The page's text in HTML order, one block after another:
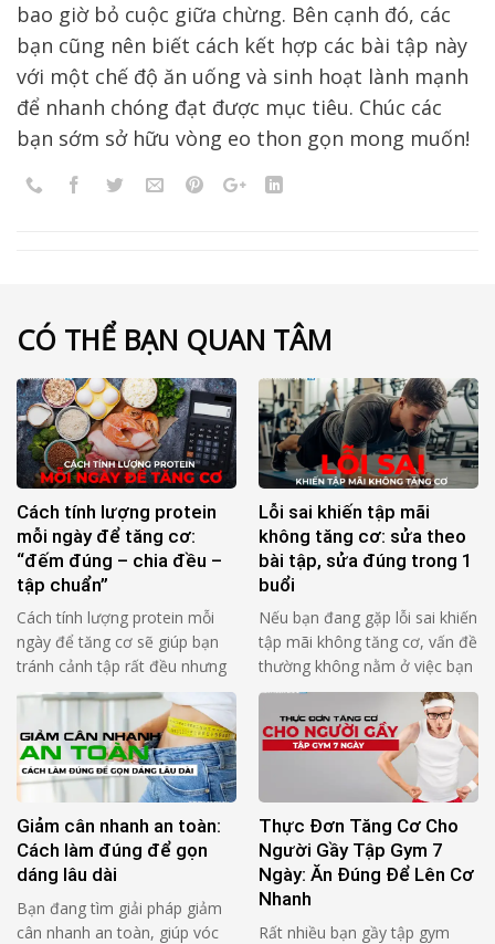
bao giờ bỏ cuộc giữa chừng. Bên cạnh đó, các
bạn cũng nên biết cách kết hợp các bài tập này
với một chế độ ăn uống và sinh hoạt lành mạnh
để nhanh chóng đạt được mục tiêu. Chúc các
bạn sớm sở hữu vòng eo thon gọn mong muốn!
CÓ THỂ BẠN QUAN TÂM
Cách tính lượng protein
mỗi ngày để tăng cơ:
“đếm đúng – chia đều –
tập chuẩn”
Cách tính lượng protein mỗi
ngày để tăng cơ sẽ giúp bạn
tránh cảnh tập rất đều nhưng
cơ lên chậm. Lý do thường
không nằm ở “thiếu bài lạ”, mà
nằm ở 3 thứ rất cơ bản: Bạn
ăn thiếu protein so với cơ thể
của bạn Bạn dồn protein vào
1–2 bữa nên …
Lỗi sai khiến tập mãi
không tăng cơ: sửa theo
bài tập, sửa đúng trong 1
buổi
Nếu bạn đang gặp lỗi sai khiến
tập mãi không tăng cơ, vấn đề
thường không nằm ở việc bạn
“thiếu chăm”, mà nằm ở rep
không tạo đủ lực lên cơ mục
tiêu trong đủ thời gian. Bạn
thấy mệt, thấy nặng, nhưng cơ
không “nhận bài”. 4 câu hỏi tự
Giảm cân nhanh an toàn:
Cách làm đúng để gọn
dáng lâu dài
Bạn đang tìm giải pháp giảm
cân nhanh an toàn, giúp vóc
Thực Đơn Tăng Cơ Cho
Người Gầy Tập Gym 7
Ngày: Ăn Đúng Để Lên Cơ
Nhanh
Rất nhiều bạn gầy tập gym